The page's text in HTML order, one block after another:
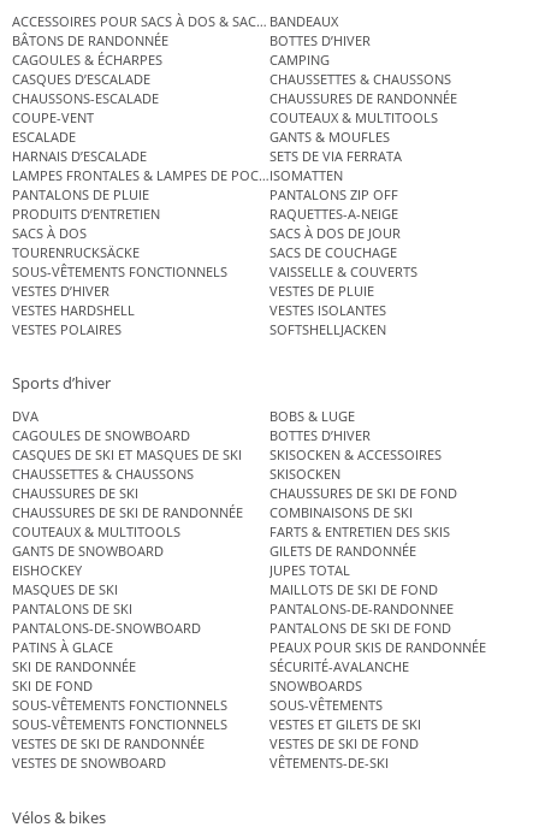
ACCESSOIRES POUR SACS À DOS & SACS ÉTANCHES
BANDEAUX
BÂTONS DE RANDONNÉE
BOTTES D’HIVER
CAGOULES & ÉCHARPES
CAMPING
CASQUES D’ESCALADE
CHAUSSETTES & CHAUSSONS
CHAUSSONS-ESCALADE
CHAUSSURES DE RANDONNÉE
COUPE-VENT
COUTEAUX & MULTITOOLS
ESCALADE
GANTS & MOUFLES
HARNAIS D’ESCALADE
SETS DE VIA FERRATA
LAMPES FRONTALES & LAMPES DE POCHEISOMATTEN
PANTALONS DE PLUIE
PANTALONS ZIP OFF
PRODUITS D’ENTRETIEN
RAQUETTES-A-NEIGE
SACS À DOS
SACS À DOS DE JOUR
TOURENRUCKSÄCKE
SACS DE COUCHAGE
SOUS-VÊTEMENTS FONCTIONNELS
VAISSELLE & COUVERTS
VESTES D’HIVER
VESTES DE PLUIE
VESTES HARDSHELL
VESTES ISOLANTES
VESTES POLAIRES
SOFTSHELLJACKEN
Sports d’hiver
DVA
BOBS & LUGE
CAGOULES DE SNOWBOARD
BOTTES D’HIVER
CASQUES DE SKI ET MASQUES DE SKI
SKISOCKEN & ACCESSOIRES
CHAUSSETTES & CHAUSSONS
SKISOCKEN
CHAUSSURES DE SKI
CHAUSSURES DE SKI DE FOND
CHAUSSURES DE SKI DE RANDONNÉE
COMBINAISONS DE SKI
COUTEAUX & MULTITOOLS
FARTS & ENTRETIEN DES SKIS
GANTS DE SNOWBOARD
GILETS DE RANDONNÉE
EISHOCKEY
JUPES TOTAL
MASQUES DE SKI
MAILLOTS DE SKI DE FOND
PANTALONS DE SKI
PANTALONS-DE-RANDONNEE
PANTALONS-DE-SNOWBOARD
PANTALONS DE SKI DE FOND
PATINS À GLACE
PEAUX POUR SKIS DE RANDONNÉE
SKI DE RANDONNÉE
SÉCURITÉ-AVALANCHE
SKI DE FOND
SNOWBOARDS
SOUS-VÊTEMENTS FONCTIONNELS
SOUS-VÊTEMENTS
SOUS-VÊTEMENTS FONCTIONNELS
VESTES ET GILETS DE SKI
VESTES DE SKI DE RANDONNÉE
VESTES DE SKI DE FOND
VESTES DE SNOWBOARD
VÊTEMENTS-DE-SKI
Vélos & bikes